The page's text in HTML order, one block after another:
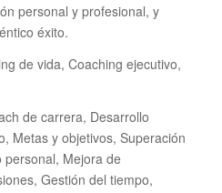
personal y profesional, y
éxito.
de vida, Coaching ejecutivo,
de carrera, Desarrollo
Metas y objetivos, Superación
Mejora de
Gestión del tiempo,